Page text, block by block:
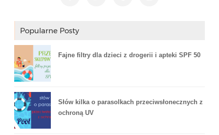
Popularne Posty
Fajne filtry dla dzieci z drogerii i apteki SPF 50
Słów kilka o parasolkach przeciwsłonecznych z
ochroną UV